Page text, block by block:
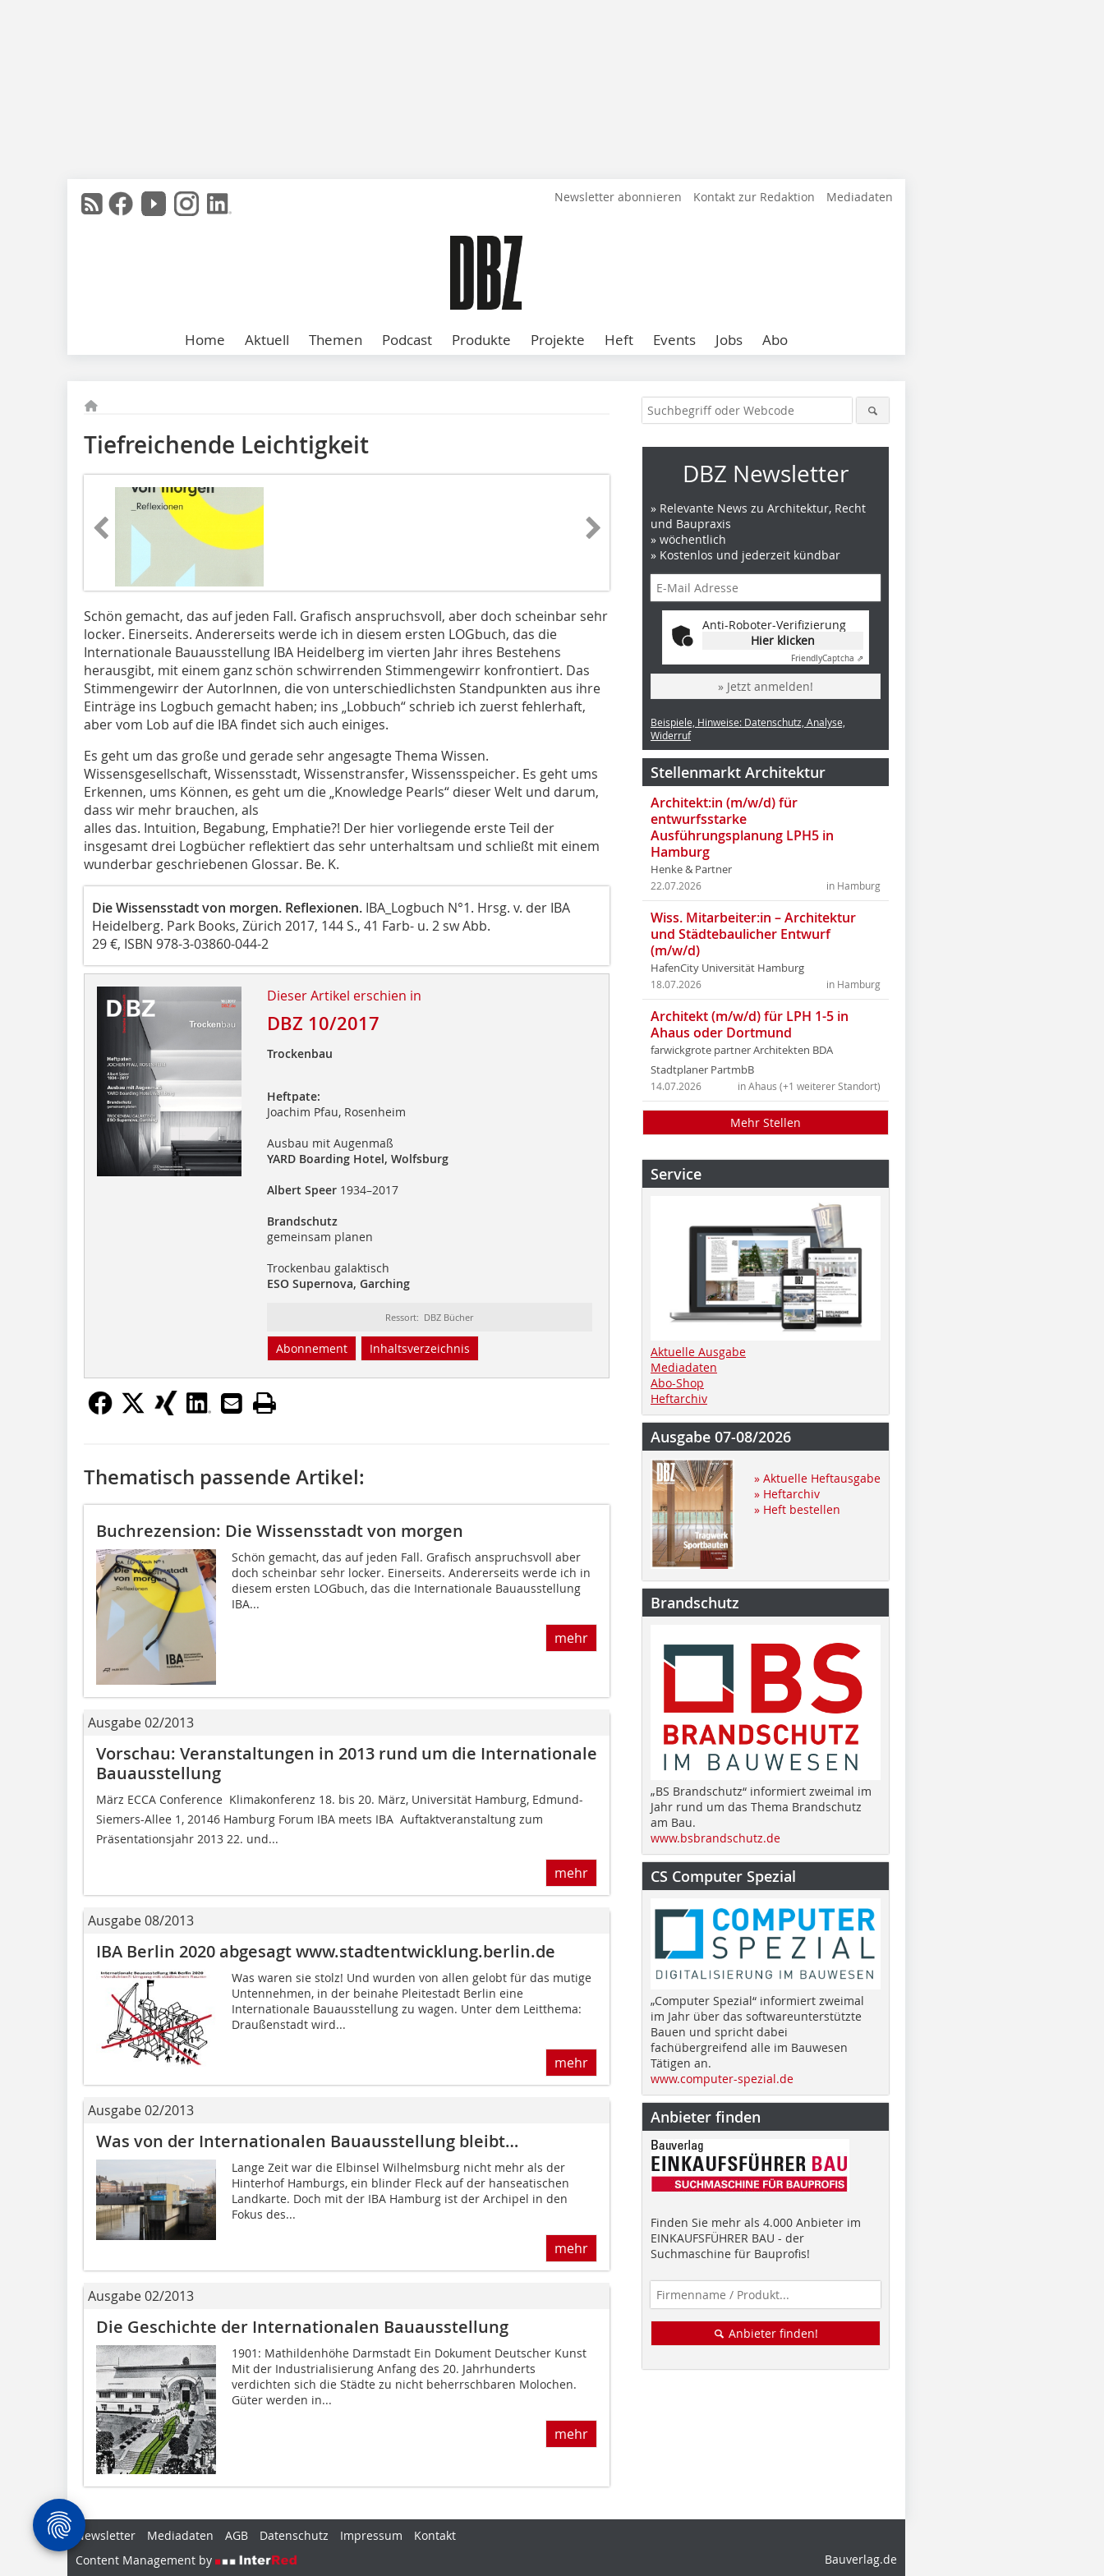
Newsletter abonnieren Kontakt zur Redaktion Mediadaten
Home Aktuell Themen Podcast Produkte Projekte Heft Events Jobs Abo
Tiefreichende Leichtigkeit
Schön gemacht, das auf jeden Fall. Grafisch anspruchsvoll, aber doch scheinbar sehr
locker. Einerseits. Andererseits werde ich in diesem ersten LOGbuch, das die
Internationale Bauausstellung IBA Heidelberg im vierten Jahr ihres Bestehens
herausgibt, mit einem ganz schön schwirrenden Stimmengewirr konfrontiert. Das
Stimmengewirr der AutorInnen, die von unterschiedlichsten Standpunkten aus ihre
Einträge ins Logbuch gemacht haben; ins „Lobbuch“ schrieb ich zuerst fehlerhaft,
aber vom Lob auf die IBA findet sich auch einiges.
Es geht um das große und gerade sehr angesagte Thema Wissen.
Wissensgesellschaft, Wissensstadt, Wissenstransfer, Wissensspeicher. Es geht ums
Erkennen, ums Können, es geht um die „Knowledge Pearls“ dieser Welt und darum,
dass wir mehr brauchen, als
alles das. Intuition, Begabung, Emphatie?! Der hier vorliegende erste Teil der
insgesamt drei Logbücher reflektiert das sehr unterhaltsam und schließt mit einem
wunderbar geschriebenen Glossar. Be. K.
Die Wissensstadt von morgen. Reflexionen. IBA_Logbuch N°1. Hrsg. v. der IBA
Heidelberg. Park Books, Zürich 2017, 144 S., 41 Farb- u. 2 sw Abb.
29 €, ISBN 978-3-03860-044-2
Dieser Artikel erschien in
DBZ 10/2017
Trockenbau
Heftpate:
Joachim Pfau, Rosenheim
Ausbau mit Augenmaß
YARD Boarding Hotel, Wolfsburg
Albert Speer 1934–2017
Brandschutz
gemeinsam planen
Trockenbau galaktisch
ESO Supernova, Garching
Ressort: DBZ Bücher
Abonnement Inhaltsverzeichnis
Thematisch passende Artikel:
Buchrezension: Die Wissensstadt von morgen
Schön gemacht, das auf jeden Fall. Grafisch anspruchsvoll aber
doch scheinbar sehr locker. Einerseits. Andererseits werde ich in
diesem ersten LOGbuch, das die Internationale Bauausstellung
IBA...
mehr
Ausgabe 02/2013
Vorschau: Veranstaltungen in 2013 rund um die Internationale
Bauausstellung
März ECCA Conference  Klimakonferenz 18. bis 20. März, Universität Hamburg, Edmund-
Siemers-Allee 1, 20146 Hamburg Forum IBA meets IBA  Auftaktveranstaltung zum
Präsentationsjahr 2013 22. und...
mehr
Ausgabe 08/2013
IBA Berlin 2020 abgesagt www.stadtentwicklung.berlin.de
Was waren sie stolz! Und wurden von allen gelobt für das mutige
Untennehmen, in der beinahe Pleitestadt Berlin eine
Internationale Bauausstellung zu wagen. Unter dem Leitthema:
Draußenstadt wird...
mehr
Ausgabe 02/2013
Was von der Internationalen Bauausstellung bleibt…
Lange Zeit war die Elbinsel Wilhelmsburg nicht mehr als der
Hinterhof Hamburgs, ein blinder Fleck auf der hanseatischen
Landkarte. Doch mit der IBA Hamburg ist der Archipel in den
Fokus des...
mehr
Ausgabe 02/2013
Die Geschichte der Internationalen Bauausstellung
1901: Mathildenhöhe Darmstadt Ein Dokument Deutscher Kunst
Mit der Industrialisierung Anfang des 20. Jahrhunderts
verdichten sich die Städte zu nicht beherrschbaren Molochen.
Güter werden in...
mehr
DBZ Newsletter
» Relevante News zu Architektur, Recht
und Baupraxis
» wöchentlich
» Kostenlos und jederzeit kündbar
Anti-Roboter-Verifizierung
Hier klicken
FriendlyCaptcha ⇗
» Jetzt anmelden!
Beispiele, Hinweise: Datenschutz, Analyse,
Widerruf
Stellenmarkt Architektur
Architekt:in (m/w/d) für
entwurfsstarke
Ausführungsplanung LPH5 in
Hamburg
Henke & Partner
in Hamburg
22.07.2026
Wiss. Mitarbeiter:in – Architektur
und Städtebaulicher Entwurf
(m/w/d)
HafenCity Universität Hamburg
in Hamburg
18.07.2026
Architekt (m/w/d) für LPH 1-5 in
Ahaus oder Dortmund
farwickgrote partner Architekten BDA
Stadtplaner PartmbB
in Ahaus (+1 weiterer Standort)
14.07.2026
Mehr Stellen
Service
Aktuelle Ausgabe
Mediadaten
Abo-Shop
Heftarchiv
Ausgabe 07-08/2026
» Aktuelle Heftausgabe
» Heftarchiv
» Heft bestellen
Brandschutz
„BS Brandschutz“ informiert zweimal im
Jahr rund um das Thema Brandschutz
am Bau.
www.bsbrandschutz.de
CS Computer Spezial
„Computer Spezial“ informiert zweimal
im Jahr über das softwareunterstützte
Bauen und spricht dabei
fachübergreifend alle im Bauwesen
Tätigen an.
www.computer-spezial.de
Anbieter finden
Finden Sie mehr als 4.000 Anbieter im
EINKAUFSFÜHRER BAU - der
Suchmaschine für Bauprofis!
Anbieter finden!
Newsletter Mediadaten AGB Datenschutz Impressum
Kontakt
Content Management by
Bauverlag.de